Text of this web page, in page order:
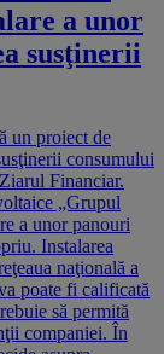
a unor
susţinerii
un proiect de
consumului
Financiar.
„Grupul
a unor panouri
Instalarea
naţională a
poate fi calificată
să permită
companiei. În